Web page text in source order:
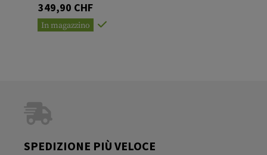
349,90 CHF
In magazzino
SPEDIZIONE PIÙ VELOCE